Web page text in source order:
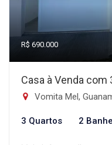
R$ 690.000
Casa à Venda com
Vomita Mel,
3 Quartos 2